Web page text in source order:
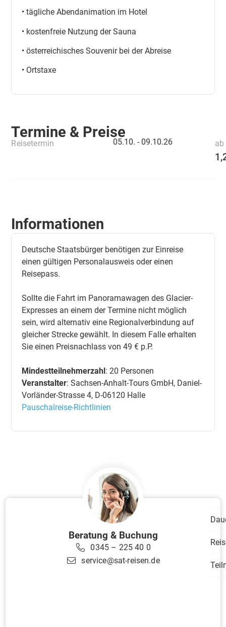
• tägliche Abendanimation im Hotel
• kostenfreie Nutzung der Sauna
• österreichisches Souvenir bei der Abreise
• Ortstaxe
Termine & Preise
Reisetermin 05.10. - 09.10.26 ab
Informationen
Deutsche Staatsbürger benötigen zur Einreise
einen gültigen Personalausweis oder einen
Reisepass.
Sollte die Fahrt im Panoramawagen des Glacier-
Expresses an einem der Termine nicht möglich
sein, wird alternativ eine Regionalverbindung auf
gleicher Strecke gewählt. In diesem Falle erhalten
Sie einen Preisnachlass von 49 € p.P.
Mindestteilnehmerzahl: 20 Personen
Veranstalter: Sachsen-Anhalt-Tours GmbH, Daniel-
Vorländer-Strasse 4, D-06120 Halle
Pauschalreise-Richtlinien
Beratung & Buchung
0345 – 225 40 0
service@sat-reisen.de